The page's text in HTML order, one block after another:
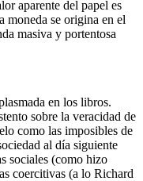
aparente del papel es
moneda se origina en el
masiva y portentosa
en los libros.
sobre la veracidad de
como las imposibles de
al día siguiente
sociales (como hizo
coercitivas (a lo Richard